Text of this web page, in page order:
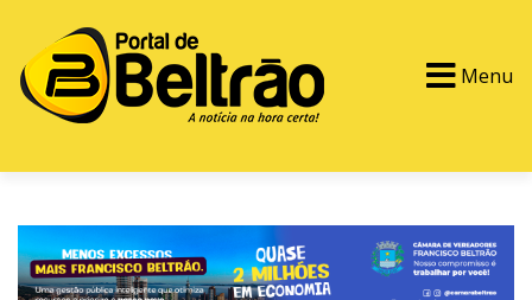
Menu